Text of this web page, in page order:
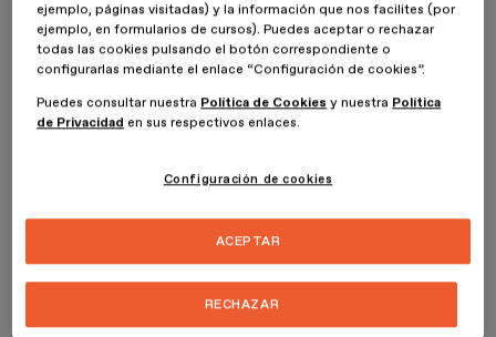
11 Febrero 2025
propone una experiencia inmersiva que combina proyectos
musicales, acciones artísticas y charlas-talleres, fomentando la
creativo se basa en la idea de que la cultura es un viaje de
ejemplo, páginas visitadas) y la información que nos facilites (por
ejemplo, en formularios de cursos). Puedes aceptar o rechazar
todas las cookies pulsando el botón correspondiente o
configurarlas mediante el enlace “Configuración de cookies”.
Puedes consultar nuestra Política de Cookies y nuestra Política
de Privacidad en sus respectivos enlaces.
Configuración de cookies
RECHAZAR
ACEPTAR